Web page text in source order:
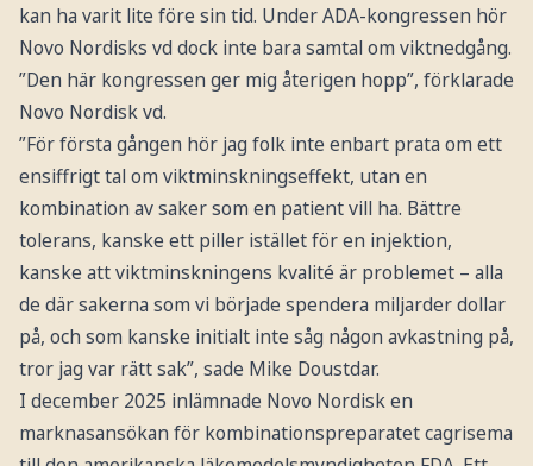
kan ha varit lite före sin tid. Under ADA-kongressen hör
Novo Nordisks vd dock inte bara samtal om viktnedgång.
”Den här kongressen ger mig återigen hopp”, förklarade
Novo Nordisk vd.
”För första gången hör jag folk inte enbart prata om ett
ensiffrigt tal om viktminskningseffekt, utan en
kombination av saker som en patient vill ha. Bättre
tolerans, kanske ett piller istället för en injektion,
kanske att viktminskningens kvalité är problemet – alla
de där sakerna som vi började spendera miljarder dollar
på, och som kanske initialt inte såg någon avkastning på,
tror jag var rätt sak”, sade Mike Doustdar.
I december 2025 inlämnade Novo Nordisk en
marknasansökan för kombinationspreparatet cagrisema